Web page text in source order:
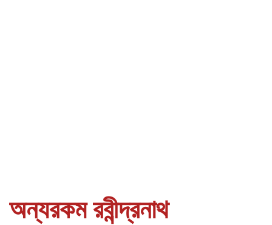
অন্যরকম রবীন্দ্রনাথ